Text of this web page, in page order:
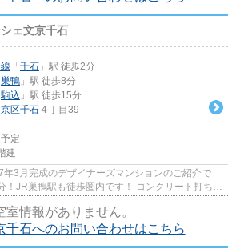
ェ文京千石
「 千石 」駅 徒歩2分
巣鴨 」駅 徒歩8分
駒込 」駅 徒歩15分
区千石 ４丁目39
定
建
年3月完成のデザイナーズマンションのご紹介で
！JR巣鴨駅も徒歩圏内です！ コンクリート打ちっ
室情報がありません。
千石へのお問い合わせはこちら